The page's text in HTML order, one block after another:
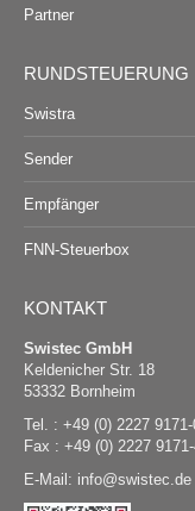
Partner
RUNDSTEUERUNG
Swistra
Sender
Empfänger
FNN-Steuerbox
KONTAKT
Swistec GmbH
Keldenicher Str. 18
53332 Bornheim
Tel. : +49 (0) 2227
Fax : +49 (0) 2227
E-Mail:
@swistec.de